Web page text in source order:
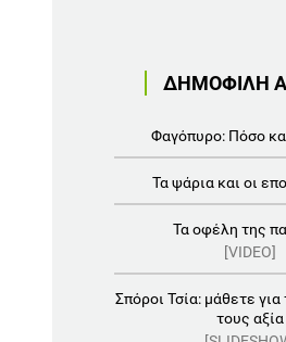
ΔΗΜΟΦΙΛΗ
Φαγόπυρο: Πόσο
Τα ψάρια και οι
Τα οφέλη της
[VIDEO]
Σπόροι Τσία: μάθετε
τους αξία